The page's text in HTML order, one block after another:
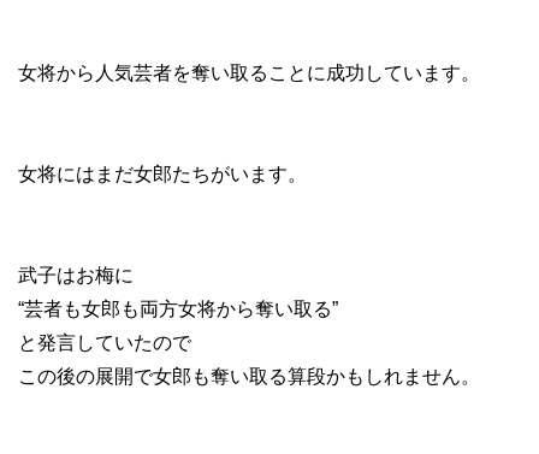
女将から人気芸者を奪い取ることに成功しています。
女将にはまだ女郎たちがいます。
武子はお梅に
“芸者も女郎も両方女将から奪い取る”
と発言していたので
この後の展開で女郎も奪い取る算段かもしれません。